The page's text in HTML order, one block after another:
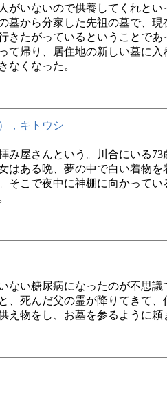
がいないので供養してくれと
墓から分家した先祖の墓で、
きたがっているということであ
て帰り、居住地の新しい墓に
なくなった。
，キトウシ
み屋さんという。川合にいる
はある晩、夢の中で白い着物を
そこで夜中に神棚に向かって
ない糖尿病になったのが不思
、死んだ父の霊が降りてきて、
え物をし、お墓を参るように頼